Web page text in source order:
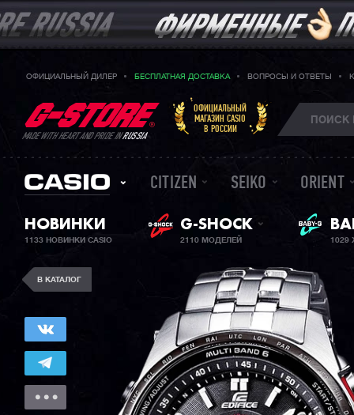
ОФИЦИАЛЬНЫЙ ДИЛЕР БЕСПЛАТНАЯ ДОСТАВКА ВОПРОСЫ И ОТВЕТЫ
MADE WITH HEART AND PRIDE INRUSSIA
ОФИЦИАЛЬНЫЙ
МАГАЗИН CASIO
В РОССИИ
CITIZEN SEIKO ORIENT
НОВИНКИ
1133 НОВИНКИ CASIO
G-SHOCK
2110 МОДЕЛЕЙ 1029
В КАТАЛОГ